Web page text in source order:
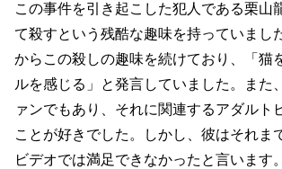
この事件を引き起こした犯人である栗山
て殺すという残酷な趣味を持っていまし
からこの殺しの趣味を続けており、「猫
ルを感じる」と発言していました。また
ァンでもあり、それに関連するアダルト
ことが好きでした。しかし、彼はそれま
ビデオでは満足できなかったと言います